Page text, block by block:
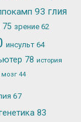
93 глия
75 зрение 62
инсульт 64
78 история
мозг 44
67
83